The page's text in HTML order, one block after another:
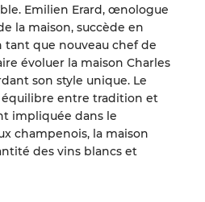
Emilien Erard, œnologue
la maison, succède en
tant que nouveau chef de
évoluer la maison Charles
son style unique. Le
entre tradition et
impliquée dans le
champenois, la maison
des vins blancs et